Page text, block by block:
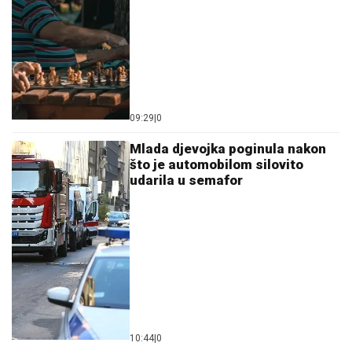
09:29 0
Mlada djevojka poginula nakon
što je automobilom silovito
udarila u semafor
10:44 0